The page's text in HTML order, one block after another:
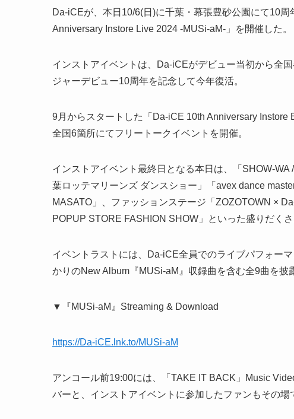
Da-iCEが、本日10/6(日)に千葉・幕張豊砂公園にて10
Anniversary Instore Live 2024 -MUSi-aM-」を開催した。
インストアイベントは、Da-iCEがデビュー当初から全
ジャーデビュー10周年を記念して今年復活。
9月からスタートした「Da-iCE 10th Anniversary
全国6箇所にてフリートークイベントを開催。
インストアイベント最終日となる本日は、「SHOW-
葉ロッテマリーンズ ダンスショー」「avex dance
MASATO」、ファッションステージ「ZOZOTOWN ×
POPUP STORE FASHION SHOW」といった盛りだくさ
イベントラストには、Da-iCE全員でのライブパフォー
かりのNew Album『MUSi-aM』収録曲を含む全9曲を披
▼『MUSi-aM』Streaming & Download
https://Da-iCE.lnk.to/MUSi-aM
アンコール前19:00には、「TAKE IT BACK」Music
バーと、インストアイベントに参加したファンもその場